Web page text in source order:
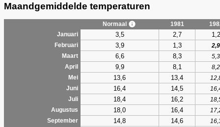
Maandgemiddelde temperaturen
Normaal 1981
Januari
3,5 2,7 1,2
Februari 3,9 1,3
2,9
Maart
6,6 8,3
5,3
April
9,9 8,1
8,2
Mei
13,6 13,4
Juni
16,4 14,5
Juli
18,4 16,2
Augustus
18,0 16,4
September
14,8 14,6